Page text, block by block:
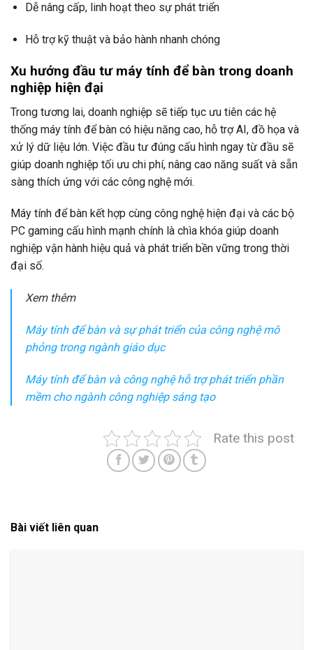
Dễ nâng cấp, linh hoạt theo sự phát triển
Hỗ trợ kỹ thuật và bảo hành nhanh chóng
Xu hướng đầu tư máy tính để bàn trong doanh
nghiệp hiện đại
Trong tương lai, doanh nghiệp sẽ tiếp tục ưu tiên các hệ
thống máy tính để bàn có hiệu năng cao, hỗ trợ AI, đồ họa và
xử lý dữ liệu lớn. Việc đầu tư đúng cấu hình ngay từ đầu sẽ
giúp doanh nghiệp tối ưu chi phí, nâng cao năng suất và sẵn
sàng thích ứng với các công nghệ mới.
Máy tính để bàn kết hợp cùng công nghệ hiện đại và các bộ
PC gaming cấu hình mạnh chính là chìa khóa giúp doanh
nghiệp vận hành hiệu quả và phát triển bền vững trong thời
đại số.
Xem thêm
Máy tính để bàn và sự phát triển của công nghệ mô
phỏng trong ngành giáo dục
Máy tính để bàn và công nghệ hỗ trợ phát triển phần
mềm cho ngành công nghiệp sáng tạo
Rate this post
Bài viết liên quan